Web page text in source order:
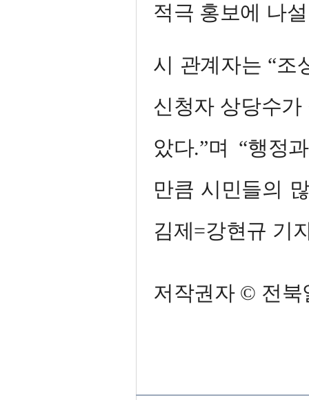
적극 홍보에 나
시 관계자는 “조
신청자 상당수
았다.”며 “행정
만큼 시민들의
김제=강현규 기
저작권자 © 전북